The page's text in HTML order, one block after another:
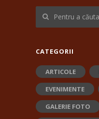
CATEGORII
ARTICOLE
EVENIMENTE
GALERIE FOTO